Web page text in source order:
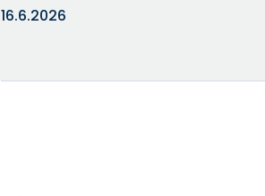
16.6.2026